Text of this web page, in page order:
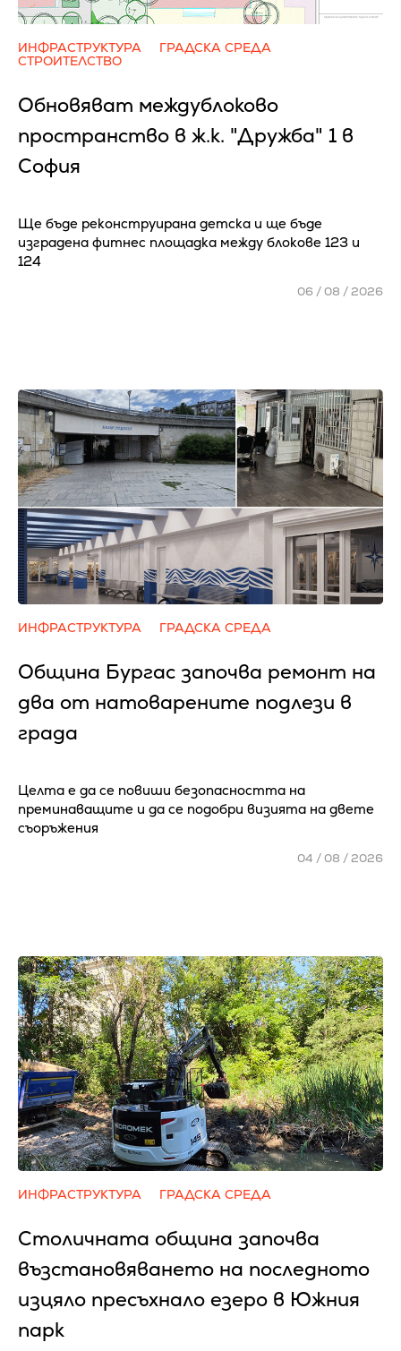
ИНФРАСТРУКТУРА
ГРАДСКА СРЕДА
СТРОИТЕЛСТВО
Обновяват междублоково
пространство в ж.к. "Дружба" 1 в
София
Ще бъде реконструирана детска и ще бъде
изградена фитнес площадка между блокове 123 и
124
06 / 08 / 2026
ИНФРАСТРУКТУРА ГРАДСКА СРЕДА
Община Бургас започва ремонт на
два от натоварените подлези в
града
Целта е да се повиши безопасността на
преминаващите и да се подобри визията на двете
съоръжения
04 / 08 / 2026
ИНФРАСТРУКТУРА ГРАДСКА СРЕДА
Столичната община започва
възстановяването на последното
изцяло пресъхнало езеро в Южния
парк